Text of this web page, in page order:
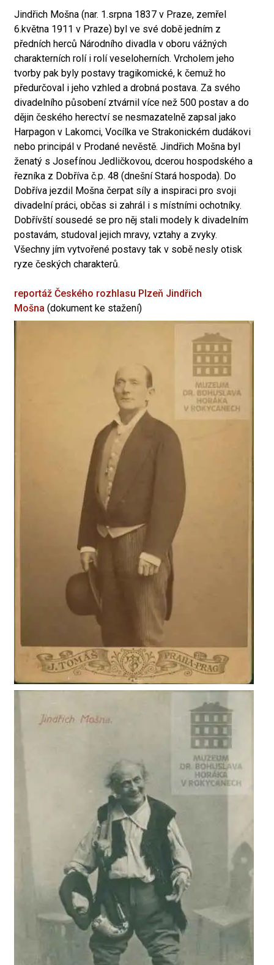
Jindřich Mošna (nar. 1.srpna 1837 v Praze, zemřel
6.května 1911 v Praze) byl ve své době jedním z
předních herců Národního divadla v oboru vážných
charakterních rolí i rolí veseloherních. Vrcholem jeho
tvorby pak byly postavy tragikomické, k čemuž ho
předurčoval i jeho vzhled a drobná postava. Za svého
divadelního působení ztvárnil více než 500 postav a do
dějin českého herectví se nesmazatelně zapsal jako
Harpagon v Lakomci, Vocílka ve Strakonickém dudákovi
nebo principál v Prodané nevěstě. Jindřich Mošna byl
ženatý s Josefínou Jedličkovou, dcerou hospodského a
řezníka z Dobříva č.p. 48 (dnešní Stará hospoda). Do
Dobříva jezdil Mošna čerpat síly a inspiraci pro svoji
divadelní práci, občas si zahrál i s místními ochotníky.
Dobřívští sousedé se pro něj stali modely k divadelním
postavám, studoval jejich mravy, vztahy a zvyky.
Všechny jím vytvořené postavy tak v sobě nesly otisk
ryze českých charakterů.
reportáž Českého rozhlasu Plzeň Jindřich
Mošna (dokument ke stažení)